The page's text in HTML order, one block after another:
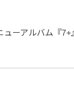
ーアルバム『7+